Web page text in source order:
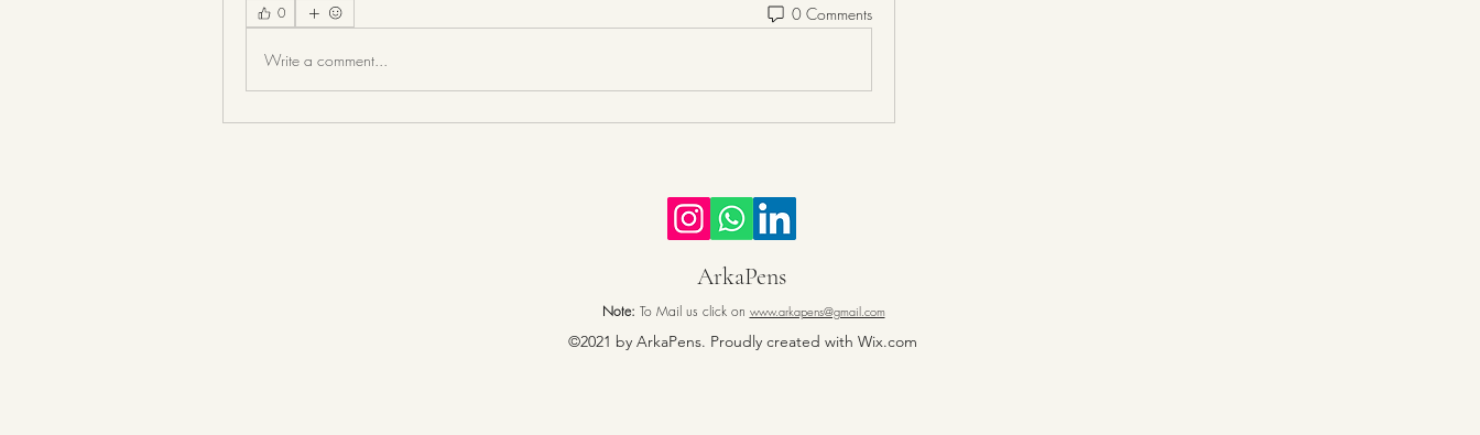
0 0 Comments
Write a comment...
ArkaPens
Note: To Mail us click on www.arkapens@gmail.com
©2021 by ArkaPens. Proudly created with Wix.com